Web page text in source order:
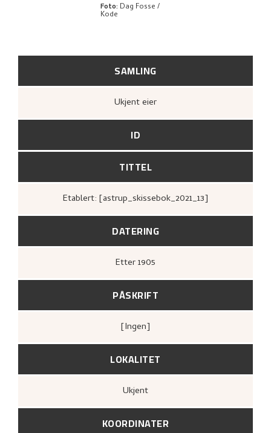
SAMLING
Ukjent eier
ID
TITTEL
Etablert: [astrup_skissebok_2021_13]
DATERING
Etter1905
PÅSKRIFT
[ingen]
Foto: Dag Fosse /
Kode
LOKALITET
Ukjent
KOORDINATER